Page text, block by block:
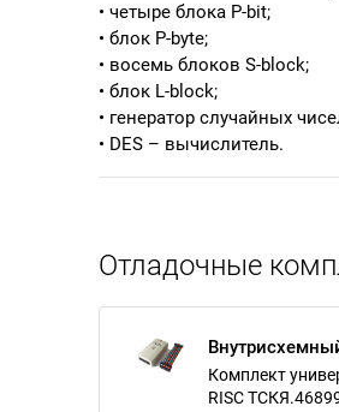
• четыре блока P-bit;
• блок P-byte;
• восемь блоков S-block;
• блок L-block;
• генератор случайных
• DES – вычислитель.
Отладочные
Комплект
RISC